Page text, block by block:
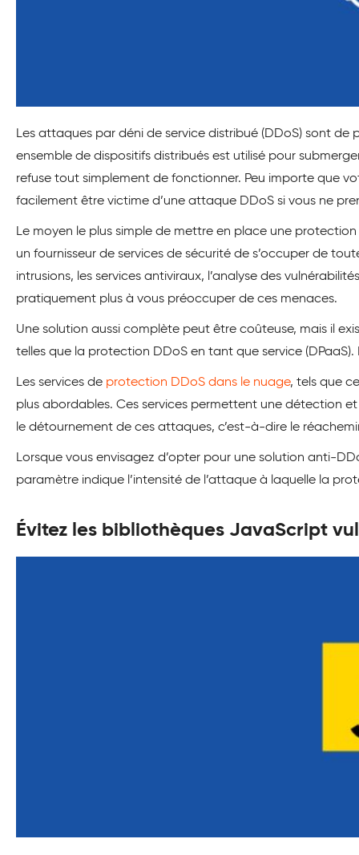
Les attaques par déni de service distribué (DDoS) sont
ensemble de dispositifs distribués est utilisé pour
refuse tout simplement de fonctionner. Peu importe que
facilement être victime d’une attaque DDoS si vous ne
Le moyen le plus simple de mettre en place une
un fournisseur de services de sécurité de s’occuper de
intrusions, les services antiviraux, l’analyse des
pratiquement plus à vous préoccuper de ces menaces.
Une solution aussi complète peut être coûteuse, mais il
telles que la protection DDoS en tant que service
Les services de protection DDoS dans le nuage, tels que
plus abordables. Ces services permettent une détection
le détournement de ces attaques, c’est-à-dire le
Lorsque vous envisagez d’opter pour une solution anti-
paramètre indique l’intensité de l’attaque à laquelle la
Évitez les bibliothèques JavaScript